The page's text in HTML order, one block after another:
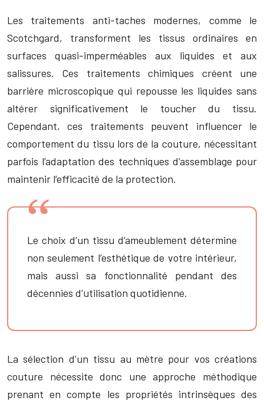
Les traitements anti-taches modernes, comme le
Scotchgard, transforment les tissus ordinaires en
surfaces quasi-imperméables aux liquides et aux
salissures. Ces traitements chimiques créent une
barrière microscopique qui repousse les liquides sans
altérer significativement le toucher du tissu.
Cependant, ces traitements peuvent influencer le
comportement du tissu lors de la couture, nécessitant
parfois l’adaptation des techniques d’assemblage pour
maintenir l’efficacité de la protection.
Le choix d’un tissu d’ameublement détermine
non seulement l’esthétique de votre intérieur,
mais aussi sa fonctionnalité pendant des
décennies d’utilisation quotidienne.
La sélection d’un tissu au mètre pour vos créations
couture nécessite donc une approche méthodique
prenant en compte les propriétés intrinsèques des